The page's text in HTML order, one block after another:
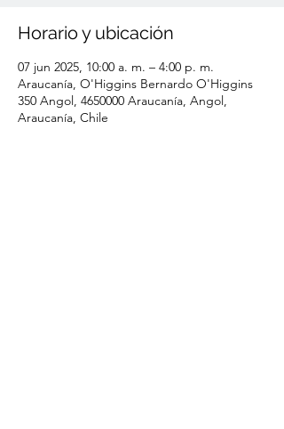
Horario y ubicación
07 jun 2025, 10:00 a. m. – 4:00 p. m.
Araucanía, O'Higgins Bernardo O'Higgins
350 Angol, 4650000 Araucanía, Angol,
Araucanía, Chile